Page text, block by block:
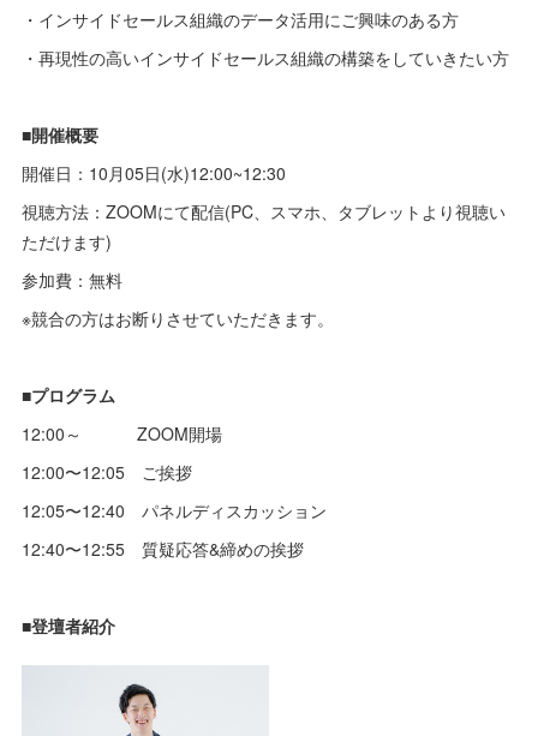
・インサイドセールス組織のデータ活用にご興味のある方
・再現性の高いインサイドセールス組織の構築をしていきたい方
■開催概要
開催日：10月05日(水)12:00~12:30
視聴方法：ZOOMにて配信(PC、スマホ、タブレットより視聴い
ただけます)
参加費：無料
※競合の方はお断りさせていただきます。
■プログラム
12:00～ ZOOM開場
12:00〜12:05 ご挨拶
12:05〜12:40 パネルディスカッション
12:40〜12:55 質疑応答&締めの挨拶
■登壇者紹介